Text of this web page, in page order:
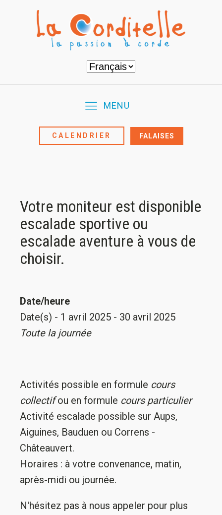
Choisir
une
MENU
CALENDRIER FALAISES
Votre moniteur est disponible
escalade sportive ou
escalade aventure à vous de
choisir.
Date/heure
Date(s) - 1 avril 2025 - 30 avril 2025
Toute la journée
Activités possible en formule cours
collectifou en formule cours particulier
Activité escalade possible sur Aups,
Aiguines, Bauduen ou Correns -
Châteauvert.
Horaires : à votre convenance, matin,
après-midi ou journée.
N'hésitez pas à nous appeler pour plus